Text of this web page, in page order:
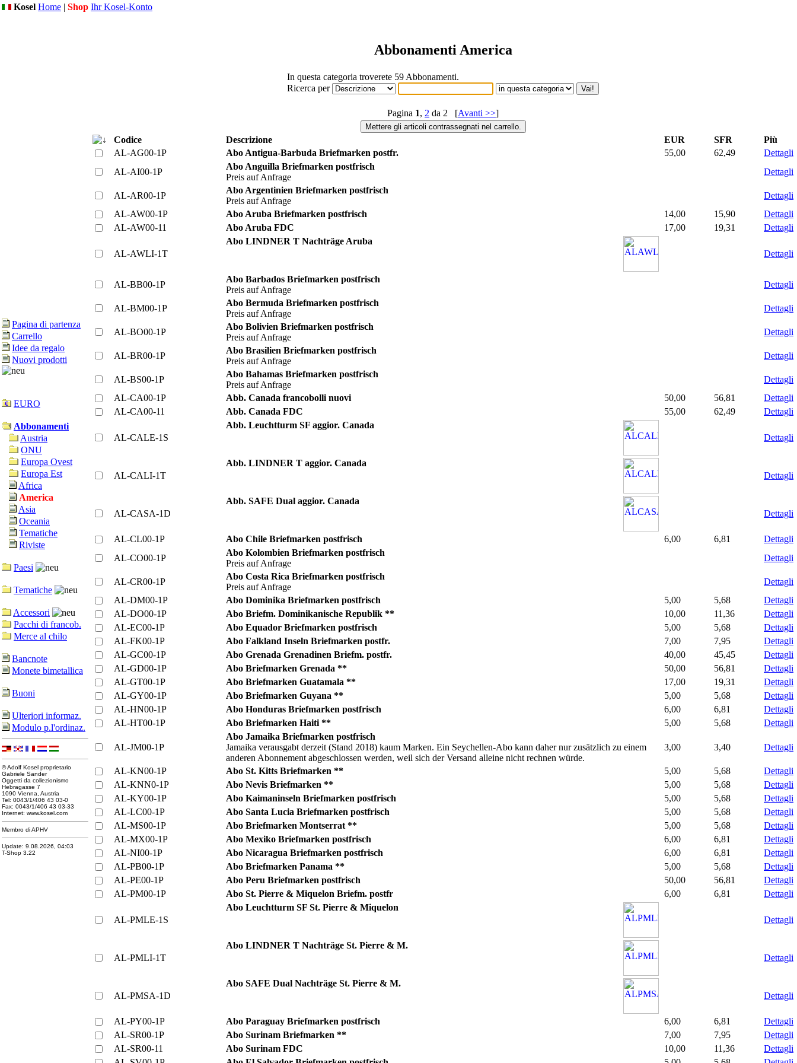
Kosel Home | Shop Ihr Kosel-Konto
Pagina di partenza
Carrello
Idee da regalo
Nuovi prodotti
EURO
Abbonamenti
Austria
ONU
Europa Ovest
Europa Est
Africa
America
Asia
Oceania
Tematiche
Riviste
Paesi
Tematiche
Accessori
Pacchi di francob.
Merce al chilo
Bancnote
Monete bimetallica
Buoni
Ulteriori informaz.
Modulo p.l'ordinaz.
© Adolf Kosel proprietario
Gabriele Sander
Oggetti da collezionismo
Hebragasse 7
1090 Vienna, Austria
Tel: 0043/1/406 43 03-0
Fax: 0043/1/406 43 03-33
Internet: www.kosel.com
Membro di APHV
Update: 9.08.2026, 04:03
T-Shop 3.22
Abbonamenti America
In questa categoria troverete 59 Abbonamenti.
Ricerca per
Pagina 1, 2 da 2 [Avanti >>]
Codice Descrizione EUR SFR
Più
AL-AG00-1P
Abo Antigua-Barbuda Briefmarken postfr. 55,00 62,49
Dettagli
AL-AI00-1P
Abo Anguilla Briefmarken postfrisch
Preis auf Anfrage
Dettagli
AL-AR00-1P
Abo Argentinien Briefmarken postfrisch
Preis auf Anfrage
Dettagli
AL-AW00-1P
Abo Aruba Briefmarken postfrisch 14,00 15,90
Dettagli
AL-AW00-11
Abo Aruba FDC 17,00 19,31 Dettagli
AL-AWLI-1T
Abo LINDNER T Nachträge Aruba
Dettagli
AL-BB00-1P
Abo Barbados Briefmarken postfrisch
Preis auf Anfrage
Dettagli
AL-BM00-1P
Abo Bermuda Briefmarken postfrisch
Preis auf Anfrage
Dettagli
AL-BO00-1P
Abo Bolivien Briefmarken postfrisch
Preis auf Anfrage
Dettagli
AL-BR00-1P
Abo Brasilien Briefmarken postfrisch
Preis auf Anfrage
Dettagli
AL-BS00-1P
Abo Bahamas Briefmarken postfrisch
Preis auf Anfrage
Dettagli
AL-CA00-1P
Abb. Canada francobolli nuovi 50,00 56,81
Dettagli
AL-CA00-11
Abb. Canada FDC 55,00 62,49 Dettagli
AL-CALE-1S
Abb. Leuchtturm SF aggior. Canada
Dettagli
AL-CALI-1T
Abb. LINDNER T aggior. Canada
Dettagli
AL-CASA-1D
Abb. SAFE Dual aggior. Canada
Dettagli
AL-CL00-1P Abo Chile Briefmarken postfrisch 6,00 6,81
Dettagli
AL-CO00-1P
Abo Kolombien Briefmarken postfrisch
Preis auf Anfrage
Dettagli
AL-CR00-1P
Abo Costa Rica Briefmarken postfrisch
Preis auf Anfrage
Dettagli
AL-DM00-1P
Abo Dominika Briefmarken postfrisch 5,00 5,68
Dettagli
AL-DO00-1P
Abo Briefm. Dominikanische Republik ** 10,00 11,36
Dettagli
AL-EC00-1P
Abo Equador Briefmarken postfrisch 5,00 5,68
Dettagli
AL-FK00-1P
Abo Falkland Inseln Briefmarken postfr. 7,00 7,95
Dettagli
AL-GC00-1P
Abo Grenada Grenadinen Briefm. postfr. 40,00 45,45
Dettagli
AL-GD00-1P
Abo Briefmarken Grenada ** 50,00 56,81
Dettagli
AL-GT00-1P
Abo Briefmarken Guatamala ** 17,00 19,31
Dettagli
AL-GY00-1P
Abo Briefmarken Guyana ** 5,00 5,68
Dettagli
AL-HN00-1P
Abo Honduras Briefmarken postfrisch 6,00 6,81
Dettagli
AL-HT00-1P
Abo Briefmarken Haiti ** 5,00 5,68 Dettagli
AL-JM00-1P
Abo Jamaika Briefmarken postfrisch
Jamaika verausgabt derzeit (Stand 2018) kaum Marken. Ein Seychellen-Abo kann daher nur zusätzlich zu einem
anderen Abonnement abgeschlossen werden, weil sich der Versand alleine nicht rechnen würde.
3,00 3,40 Dettagli
AL-KN00-1P Abo St. Kitts Briefmarken ** 5,00 5,68
Dettagli
AL-KNN0-1P
Abo Nevis Briefmarken ** 5,00 5,68
Dettagli
AL-KY00-1P
Abo Kaimaninseln Briefmarken postfrisch 5,00 5,68
Dettagli
AL-LC00-1P
Abo Santa Lucia Briefmarken postfrisch 5,00 5,68
Dettagli
AL-MS00-1P
Abo Briefmarken Montserrat ** 5,00 5,68
Dettagli
AL-MX00-1P
Abo Mexiko Briefmarken postfrisch 6,00 6,81
Dettagli
AL-NI00-1P
Abo Nicaragua Briefmarken postfrisch 6,00 6,81
Dettagli
AL-PB00-1P
Abo Briefmarken Panama ** 5,00 5,68
Dettagli
AL-PE00-1P
Abo Peru Briefmarken postfrisch 50,00 56,81
Dettagli
AL-PM00-1P
Abo St. Pierre & Miquelon Briefm. postfr 6,00 6,81 Dettagli
AL-PMLE-1S
Abo Leuchtturm SF St. Pierre & Miquelon
Dettagli
AL-PMLI-1T
Abo LINDNER T Nachträge St. Pierre & M.
Dettagli
AL-PMSA-1D
Abo SAFE Dual Nachträge St. Pierre & M.
Dettagli
AL-PY00-1P Abo Paraguay Briefmarken postfrisch 6,00 6,81
Dettagli
AL-SR00-1P
Abo Surinam Briefmarken ** 7,00 7,95
Dettagli
AL-SR00-11
Abo Surinam FDC 10,00 11,36
Dettagli